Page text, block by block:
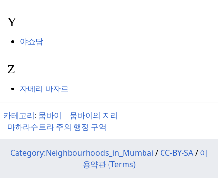
Y
야쇼담
Z
자베리 바자르
카테고리: 뭄바이
뭄바이의 지리
마하라슈트라 주의 행정 구역
Category:Neighbourhoods_in_Mumbai / CC-BY-SA/ 이
용약관 (Terms)